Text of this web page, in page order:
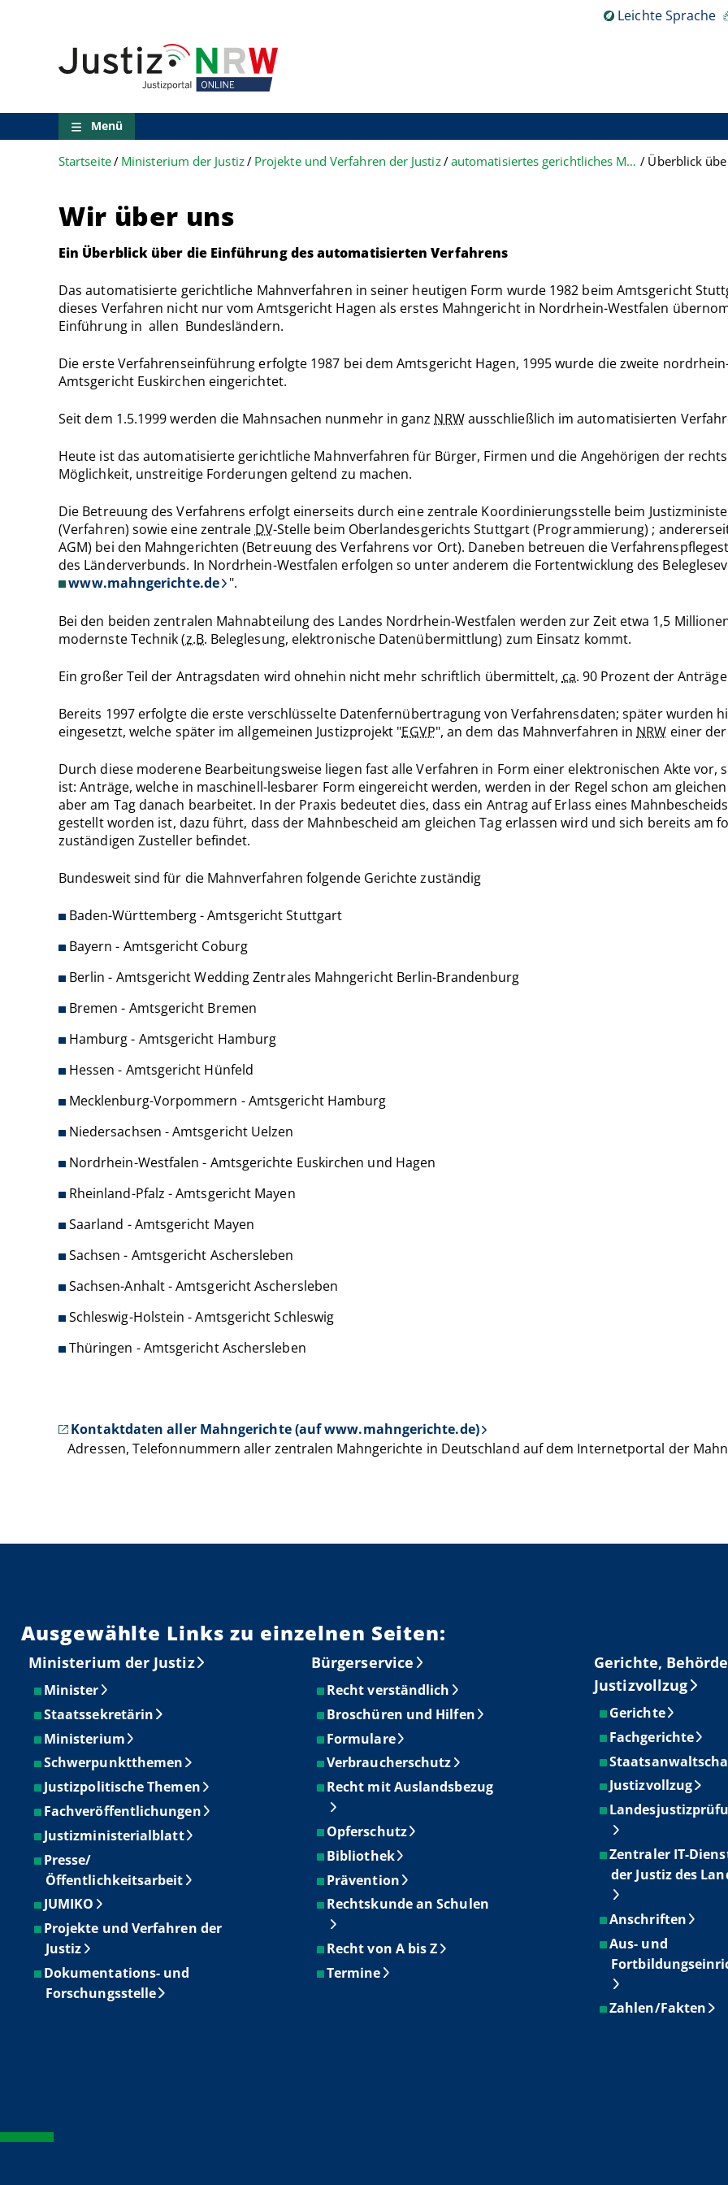
technischen
Suche
Entscheidungssuche
Zum
Inhalt
ausgewählten
Links
einzelnen
Leichte Sprache
Menü
Startseite Ministerium der Justiz Projekte und Verfahren der Justiz automatisiertes gerichtliches Mahnverfahren Überblick
Wir über uns
Ein Überblick über die Einführung des automatisierten Verfahrens
Das automatisierte gerichtliche Mahnverfahren in seiner heutigen Form wurde 1982 beim Amtsgericht
dieses Verfahren nicht nur vom Amtsgericht Hagen als erstes Mahngericht in Nordrhein-Westfalen
Einführung in allen Bundesländern.
Die erste Verfahrenseinführung erfolgte 1987 bei dem Amtsgericht Hagen, 1995 wurde die zweite
Amtsgericht Euskirchen eingerichtet.
Seit dem 1.5.1999 werden die Mahnsachen nunmehr in ganz NRWausschließlich im automatisierten
Heute ist das automatisierte gerichtliche Mahnverfahren für Bürger, Firmen und die Angehörigen der
Möglichkeit, unstreitige Forderungen geltend zu machen.
Die Betreuung des Verfahrens erfolgt einerseits durch eine zentrale Koordinierungsstelle beim
(Verfahren) sowie eine zentrale DV-Stelle beim Oberlandesgerichts Stuttgart (Programmierung) ;
AGM) bei den Mahngerichten (Betreuung des Verfahrens vor Ort). Daneben betreuen die
des Länderverbunds. In Nordrhein-Westfalen erfolgen so unter anderem die Fortentwicklung des
www.mahngerichte.de ".
Bei den beiden zentralen Mahnabteilung des Landes Nordrhein-Westfalen werden zur Zeit etwa 1,5
modernste Technik (z.B. Beleglesung, elektronische Datenübermittlung) zum Einsatz kommt.
Ein großer Teil der Antragsdaten wird ohnehin nicht mehr schriftlich übermittelt, ca. 90 Prozent der
Bereits 1997 erfolgte die erste verschlüsselte Datenfernübertragung von Verfahrensdaten; später wurden
eingesetzt, welche später im allgemeinen Justizprojekt "EGVP", an dem das Mahnverfahren in NRW einer
Durch diese moderene Bearbeitungsweise liegen fast alle Verfahren in Form einer elektronischen Akte vor,
ist: Anträge, welche in maschinell-lesbarer Form eingereicht werden, werden in der Regel schon am
aber am Tag danach bearbeitet. In der Praxis bedeutet dies, dass ein Antrag auf Erlass eines
gestellt worden ist, dazu führt, dass der Mahnbescheid am gleichen Tag erlassen wird und sich bereits am
zuständigen Zusteller befindet.
Bundesweit sind für die Mahnverfahren folgende Gerichte zuständig
Baden-Württemberg - Amtsgericht Stuttgart
Bayern - Amtsgericht Coburg
Berlin - Amtsgericht Wedding Zentrales Mahngericht Berlin-Brandenburg
Bremen - Amtsgericht Bremen
Hamburg - Amtsgericht Hamburg
Hessen - Amtsgericht Hünfeld
Mecklenburg-Vorpommern - Amtsgericht Hamburg
Niedersachsen - Amtsgericht Uelzen
Nordrhein-Westfalen - Amtsgerichte Euskirchen und Hagen
Rheinland-Pfalz - Amtsgericht Mayen
Saarland - Amtsgericht Mayen
Sachsen - Amtsgericht Aschersleben
Sachsen-Anhalt - Amtsgericht Aschersleben
Schleswig-Holstein - Amtsgericht Schleswig
Thüringen - Amtsgericht Aschersleben
Kontaktdaten aller Mahngerichte (auf www.mahngerichte.de)
Adressen, Telefonnummern aller zentralen Mahngerichte in Deutschland auf dem Internetportal der
Ausgewählte Links zu einzelnen Seiten:
Ministerium der Justiz
Minister
Staatssekretärin
Ministerium
Schwerpunktthemen
Justizpolitische Themen
Fachveröffentlichungen
Justizministerialblatt
Presse/
Öffentlichkeitsarbeit
JUMIKO
Projekte und Verfahren der
Justiz
Dokumentations- und
Forschungsstelle
Bürgerservice
Recht verständlich
Broschüren und Hilfen
Formulare
Verbraucherschutz
Recht mit Auslandsbezug
Opferschutz
Bibliothek
Prävention
Rechtskunde an Schulen
Recht von A bis Z
Termine
Gerichte,
Justizvollzug
Gerichte
Fachgerichte
Justizvollzug
Zentraler IT-
der Justiz des
Anschriften
Aus- und
Zahlen/Fakten